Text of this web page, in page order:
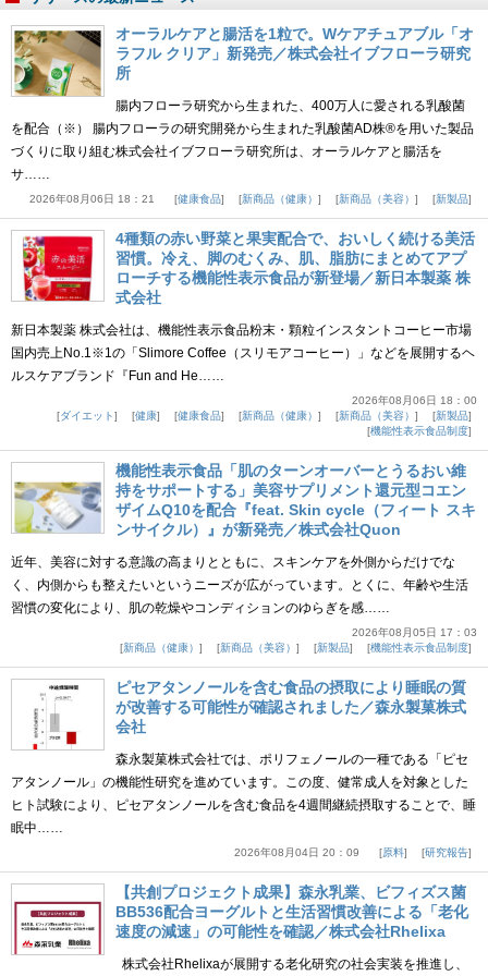
オーラルケアと腸活を1粒で。Wケアチュアブル「オ
ラフル クリア」新発売／株式会社イブフローラ研究
所
腸内フローラ研究から生まれた、400万人に愛される乳酸菌
を配合（※） 腸内フローラの研究開発から生まれた乳酸菌AD株®を用いた製品
づくりに取り組む株式会社イブフローラ研究所は、オーラルケアと腸活を
サ……
2026年08月06日 18：21 健康食品 新商品（健康） 新商品（美容） 新製品
4種類の赤い野菜と果実配合で、おいしく続ける美活
習慣。冷え、脚のむくみ、肌、脂肪にまとめてアプ
ローチする機能性表示食品が新登場／新日本製薬 株
式会社
新日本製薬 株式会社は、機能性表示食品粉末・顆粒インスタントコーヒー市場
国内売上No.1※1の「Slimore Coffee（スリモアコーヒー）」などを展開するヘ
ルスケアブランド『Fun and He……
2026年08月06日 18：00
ダイエット
健康 健康食品 新商品（健康） 新商品（美容）
新製品
機能性表示食品制度
機能性表示食品「肌のターンオーバーとうるおい維
持をサポートする」美容サプリメント還元型コエン
ザイムQ10を配合『feat. Skin cycle（フィート スキ
ンサイクル）』が新発売／株式会社Quon
近年、美容に対する意識の高まりとともに、スキンケアを外側からだけでな
く、内側からも整えたいというニーズが広がっています。とくに、年齢や生活
習慣の変化により、肌の乾燥やコンディションのゆらぎを感……
2026年08月05日 17：03
新商品（健康）
新商品（美容） 新製品 機能性表示食品制度
ピセアタンノールを含む食品の摂取により睡眠の質
が改善する可能性が確認されました／森永製菓株式
会社
森永製菓株式会社では、ポリフェノールの一種である「ピセ
アタンノール」の機能性研究を進めています。この度、健常成人を対象とした
ヒト試験により、ピセアタンノールを含む食品を4週間継続摂取することで、睡
眠中……
2026年08月04日 20：09 原料 研究報告
【共創プロジェクト成果】森永乳業、ビフィズス菌
BB536配合ヨーグルトと生活習慣改善による「老化
速度の減速」の可能性を確認／株式会社Rhelixa
株式会社Rhelixaが展開する老化研究の社会実装を推進し、